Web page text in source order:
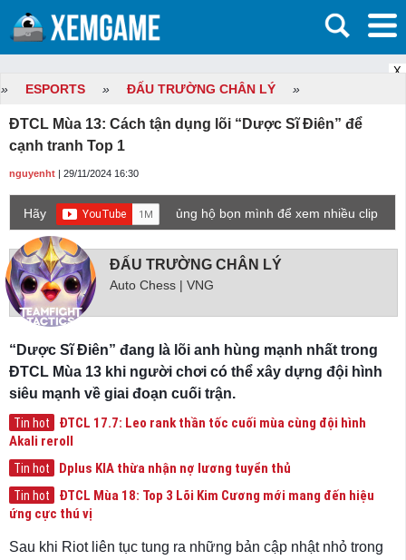
X
» ESPORTS » ĐẤU TRƯỜNG CHÂN LÝ »
ĐTCL Mùa 13: Cách tận dụng lõi “Dược Sĩ Điên” để
cạnh tranh Top 1
nguyenht | 29/11/2024 16:30
Hãy
ủng hộ bọn mình để xem nhiều clip
game mới hơn nhé!
ĐẤU TRƯỜNG CHÂN LÝ
Auto Chess | VNG
“Dược Sĩ Điên” đang là lõi anh hùng mạnh nhất trong
ĐTCL Mùa 13 khi người chơi có thể xây dựng đội hình
siêu mạnh về giai đoạn cuối trận.
Tin hot
ĐTCL 17.7: Leo rank thần tốc cuối mùa cùng đội hình
Akali reroll
Tin hot Dplus KIA thừa nhận nợ lương tuyển thủ
Tin hot
ĐTCL Mùa 18: Top 3 Lõi Kim Cương mới mang đến hiệu
ứng cực thú vị
Sau khi Riot liên tục tung ra những bản cập nhật nhỏ trong